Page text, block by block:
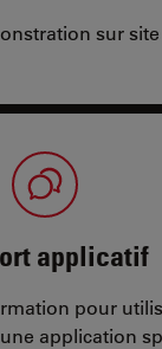
sur
applicatif
pour
application